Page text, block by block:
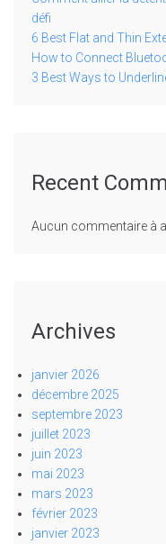
défi
6 Best Flat and Thin
How to Connect
3 Best Ways to
Recent
Aucun commentaire à
Archives
janvier 2026
décembre 2025
septembre 2023
juillet 2023
juin 2023
mai 2023
mars 2023
février 2023
janvier 2023